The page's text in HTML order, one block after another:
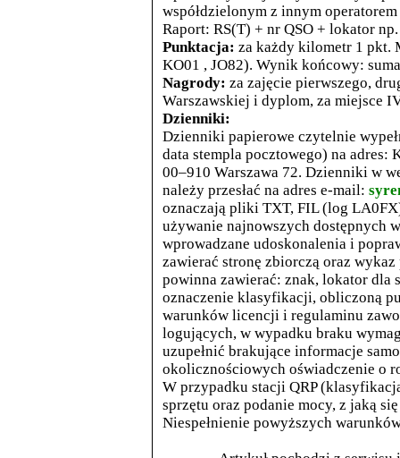
współdzielonym z innym
Raport: RS(T) + nr QSO + lokator
Punktacja: za każdy kilometr 1 pkt.
KO01 , JO82). Wynik końcowy:
Nagrody: za zajęcie pierwszego,
Warszawskiej i dyplom, za miejsce
Dzienniki:
Dzienniki papierowe czytelnie
data stempla pocztowego) na
00–910 Warszawa 72. Dzienniki w
należy przesłać na adres e-mail:
oznaczają pliki TXT, FIL (log
używanie najnowszych dostępnych
wprowadzane udoskonalenia i
zawierać stronę zbiorczą oraz
powinna zawierać: znak, lokator dla
oznaczenie klasyfikacji, obliczoną
warunków licencji i regulaminu
logujących, w wypadku braku
uzupełnić brakujące informacje
okolicznościowych oświadczenie o
W przypadku stacji QRP
sprzętu oraz podanie mocy, z jaką się
Niespełnienie powyższych